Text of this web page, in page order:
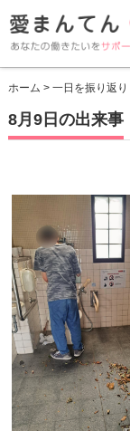
ホーム > 一日を振り返り
8月9日の出来事